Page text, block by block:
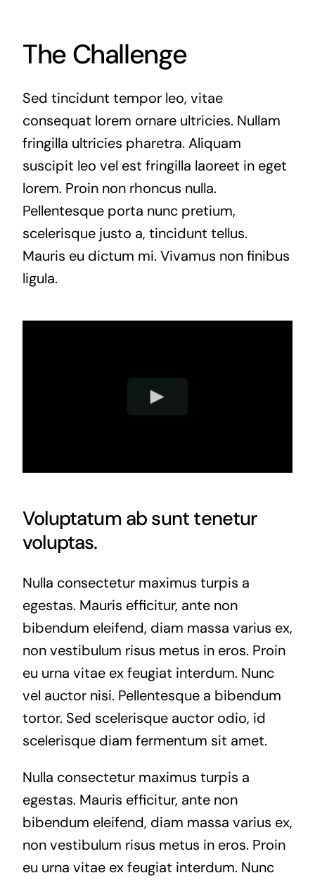
The Challenge
Sed tincidunt tempor leo, vitae
consequat lorem ornare ultricies. Nullam
fringilla ultricies pharetra. Aliquam
suscipit leo vel est fringilla laoreet in eget
lorem. Proin non rhoncus nulla.
Pellentesque porta nunc pretium,
scelerisque justo a, tincidunt tellus.
Mauris eu dictum mi. Vivamus non finibus
ligula.
Voluptatum ab sunt tenetur
voluptas.
Nulla consectetur maximus turpis a
egestas. Mauris efficitur, ante non
bibendum eleifend, diam massa varius ex,
non vestibulum risus metus in eros. Proin
eu urna vitae ex feugiat interdum. Nunc
vel auctor nisi. Pellentesque a bibendum
tortor. Sed scelerisque auctor odio, id
scelerisque diam fermentum sit amet.
Nulla consectetur maximus turpis a
egestas. Mauris efficitur, ante non
bibendum eleifend, diam massa varius ex,
non vestibulum risus metus in eros. Proin
eu urna vitae ex feugiat interdum. Nunc